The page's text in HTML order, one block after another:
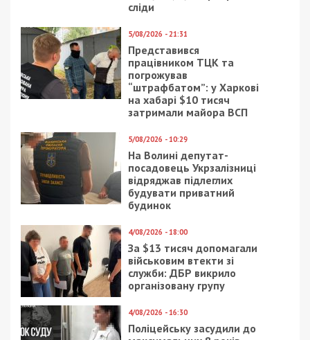
Приєднуйтесь також до 49000 в Google News. Слідкуйте
за останніми новинами!
Приєднатися
Предыдущая статья:
Затримали чоловіка, який влаштував
вибух у поштовому терміналі в Києві
Следующая статья:
Ексчиновник Міноборони допустив
закупівлю 300 тисяч непридатних для
військових рукавиць на 231 млн грн